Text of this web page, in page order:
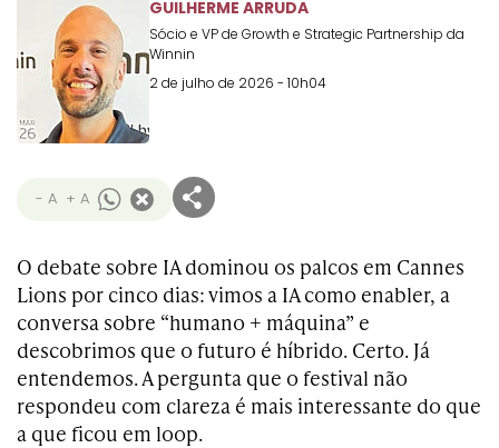
Transformation
Creative
Commerce
Creative Data
Entertainment
for Music
Film Craft
Media
Creative Brand
Creative
Business
Transformation
Creative Data
Entertainment
Entertainment
for Music
Entertainment
Innovation
Luxury
Titanium
GUILHERME ARRUDA
Sócio e VP de Growth e Strategic Partnership da
Winnin
2 de julho de 2026 - 10h04
- A + A
O debate sobre IA dominou os palcos em Cannes
Lions por cinco dias: vimos a IA como enabler, a
conversa sobre “humano + máquina” e
descobrimos que o futuro é híbrido. Certo. Já
entendemos. A pergunta que o festival não
respondeu com clareza é mais interessante do que
a que ficou em loop.